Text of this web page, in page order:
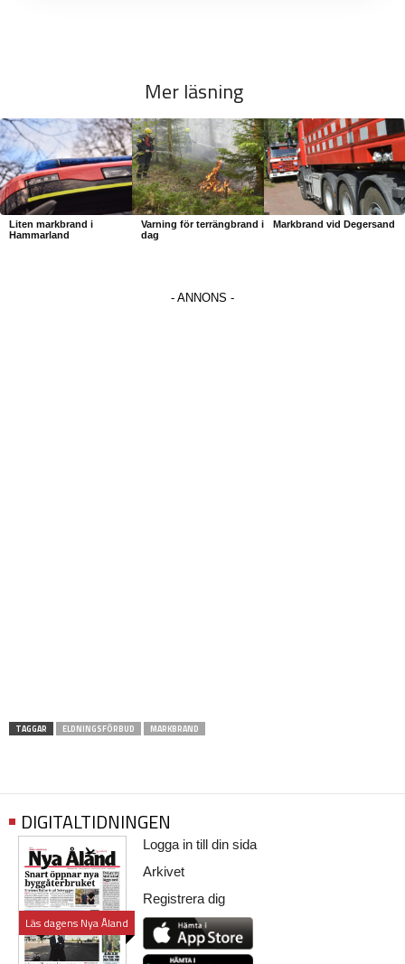
Mer läsning
Liten markbrand i
Hammarland
Varning för terrängbrand i
dag
Markbrand vid Degersand
TAGGAR ELDNINGSFÖRBUD MARKBRAND
DIGITALTIDNINGEN
Läs dagens Nya Åland
Logga in till din sida
Arkivet
Registrera dig